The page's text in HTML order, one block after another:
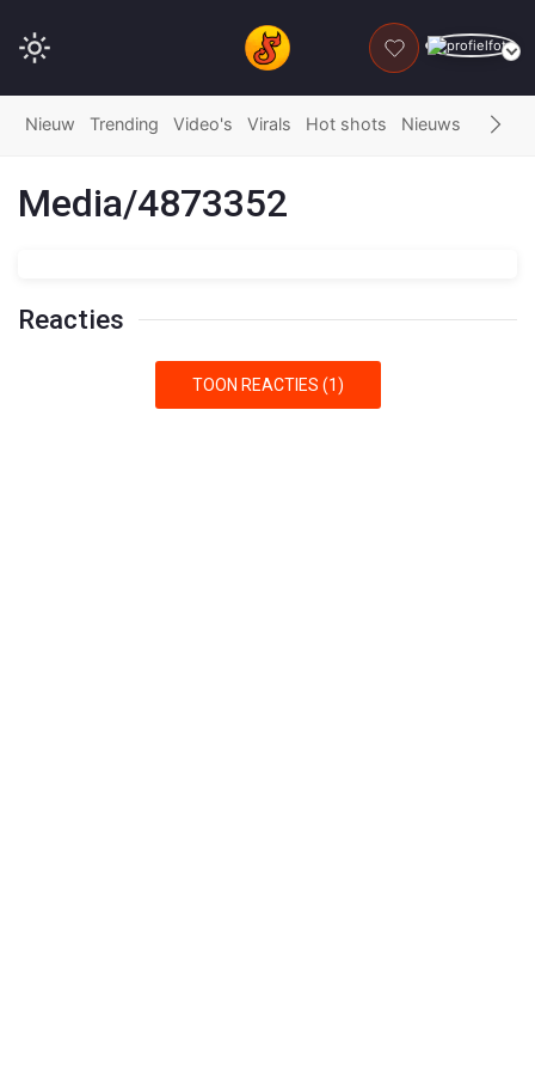
DONEER
Nieuw Trending Video's Virals Hot shots Nieuws Fails
Media/4873352
Reacties
TOON REACTIES (1)